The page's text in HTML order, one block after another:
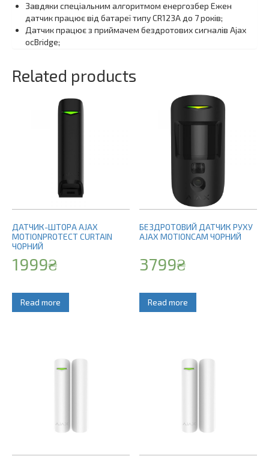
Завдяки спеціальним алгоритмом енергозбер Ежен
датчик працює від батареї типу CR123A до 7 років;
Датчик працює з приймачем бездротових сигналів Ajax
ocBridge;
Related products
ДАТЧИК-ШТОРА AJAX
MOTIONPROTECT CURTAIN
ЧОРНИЙ
1999₴
Read more
БЕЗДРОТОВИЙ ДАТЧИК РУХУ
AJAX MOTIONCAM ЧОРНИЙ
3799₴
Read more